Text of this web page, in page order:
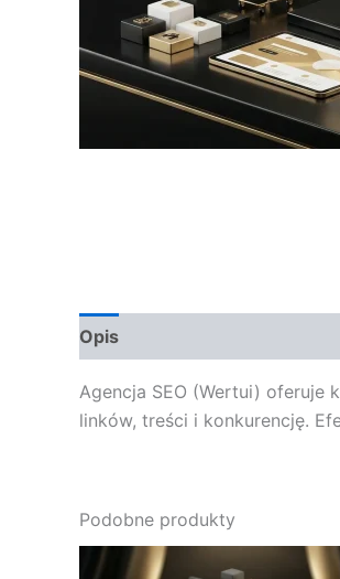
Opis
Agencja SEO (Wertui) oferuje
linków, treści i konkurencję.
Podobne produkty